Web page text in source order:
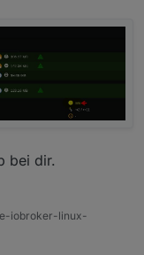
bei dir.
iobroker-linux-